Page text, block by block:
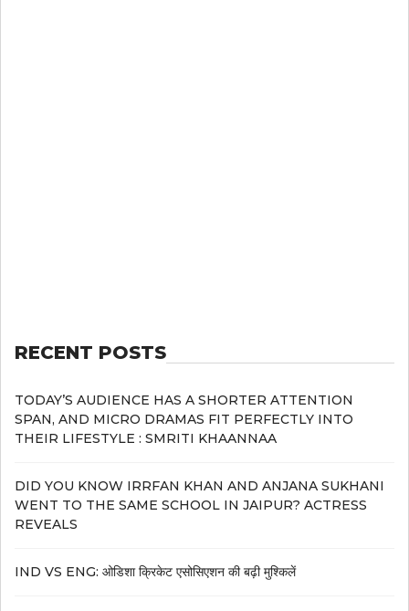
RECENT POSTS
TODAY’S AUDIENCE HAS A SHORTER ATTENTION
SPAN, AND MICRO DRAMAS FIT PERFECTLY INTO
THEIR LIFESTYLE : SMRITI KHAANNAA
DID YOU KNOW IRRFAN KHAN AND ANJANA SUKHANI
WENT TO THE SAME SCHOOL IN JAIPUR? ACTRESS
REVEALS
IND VS ENG: ओडिशा क्रिकेट एसोसिएशन की बढ़ी मुश्किलें